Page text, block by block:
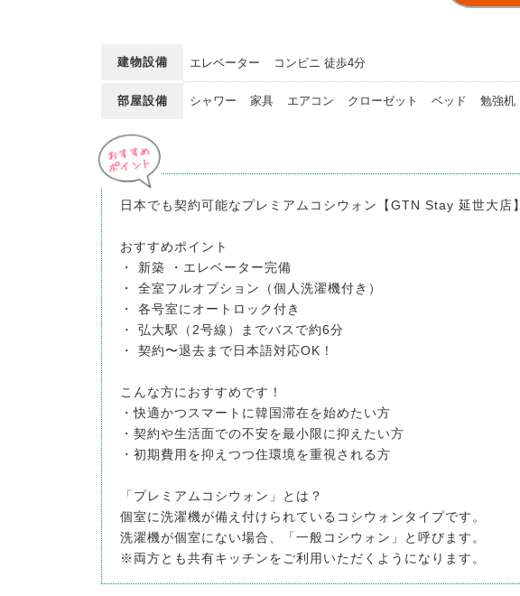
建物設備 エレベーター コンビニ 徒歩4分
部屋設備 シャワー 家具 エアコン クローゼット ベッド 勉強机
日本でも契約可能なプレミアムコシウォン【GTN Stay 延世大店】
おすすめポイント
・ 新築 ・エレベーター完備
・ 全室フルオプション（個人洗濯機付き）
・ 各号室にオートロック付き
・ 弘大駅（2号線）までバスで約6分
・ 契約〜退去まで日本語対応OK！
こんな方におすすめです！
・快適かつスマートに韓国滞在を始めたい方
・契約や生活面での不安を最小限に抑えたい方
・初期費用を抑えつつ住環境を重視される方
「プレミアムコシウォン」とは？
個室に洗濯機が備え付けられているコシウォンタイプです。
洗濯機が個室にない場合、「一般コシウォン」と呼びます。
※両方とも共有キッチンをご利用いただくようになります。